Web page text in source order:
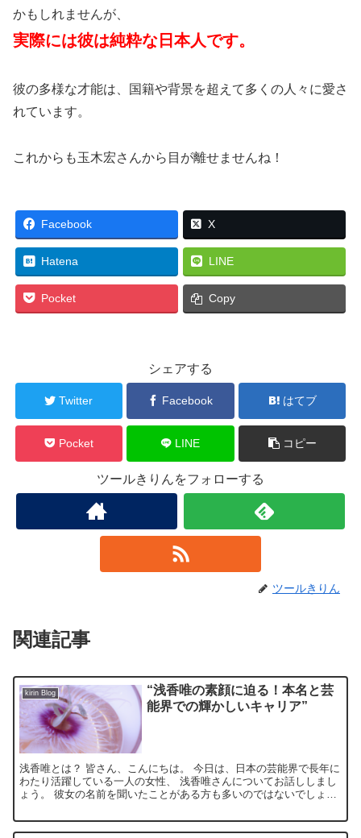
かもしれませんが、
実際には彼は純粋な日本人です。
彼の多様な才能は、国籍や背景を超えて多くの人々に愛さ
れています。
これからも玉木宏さんから目が離せませんね！
Facebook X
Hatena LINE
Pocket Copy
シェアする
Twitter Facebook はてブ
Pocket LINE コピー
ツールきりんをフォローする
ツールきりん
関連記事
kirin Blog
“浅香唯の素顔に迫る！本名と芸
能界での輝かしいキャリア”
浅香唯とは？ 皆さん、こんにちは。 今日は、日本の芸能界で長年に
わたり活躍している一人の女性、 浅香唯さんについてお話ししまし
ょう。 彼女の名前を聞いたことがある方も多いのではないでしょう